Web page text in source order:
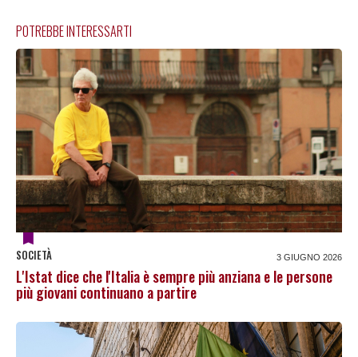
POTREBBE INTERESSARTI
SOCIETÀ 3 GIUGNO 2026
L'Istat dice che l'Italia è sempre più anziana e le persone
più giovani continuano a partire